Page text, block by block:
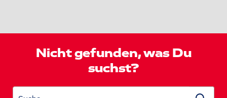
Nicht gefunden, was Du
suchst?